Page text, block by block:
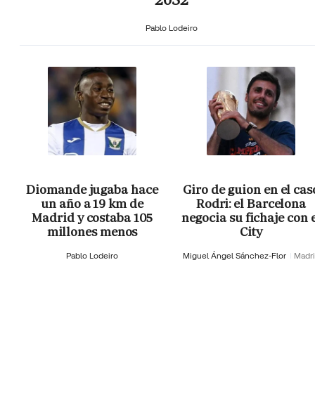
Pablo Lodeiro
Diomande jugaba hace
un año a 19 km de
Madrid y costaba 105
millones menos
Pablo Lodeiro
Giro de guion en el
Rodri: el Barcelona
negocia su fichaje con
City
Miguel Ángel Sánchez-Flor